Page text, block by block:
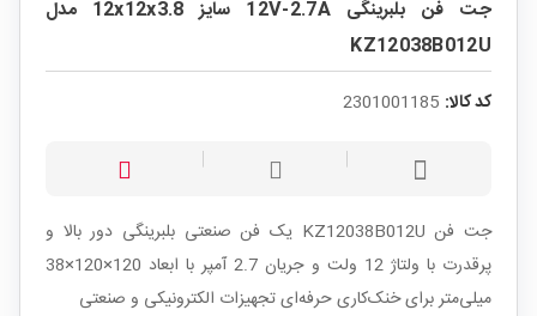
جت فن بلبرینگی 12V-2.7A سایز 12x12x3.8 مدل
KZ12038B012U
کد کالا: 2301001185
جت فن KZ12038B012U یک فن صنعتی بلبرینگی دور بالا و
پرقدرت با ولتاژ 12 ولت و جریان 2.7 آمپر با ابعاد 120×120×38
میلی‌متر برای خنک‌کاری حرفه‌ای تجهیزات الکترونیکی و صنعتی